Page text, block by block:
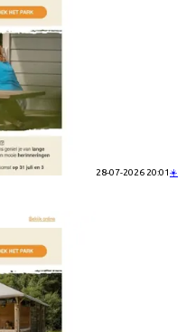
28-07-2026 20:01☀️